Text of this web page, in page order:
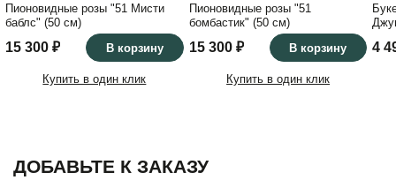
Пионовидные розы "51 Мисти
баблс" (50 см)
15 300 ₽ В корзину
Купить в один клик
Пионовидные розы "51
бомбастик" (50 см)
15 300 ₽ В корзину
Купить в один клик
4
ДОБАВЬТЕ К ЗАКАЗУ